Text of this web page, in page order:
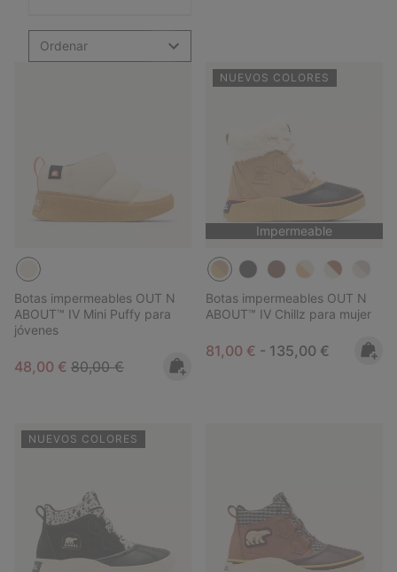
Ordenar
Botas impermeables OUT N
ABOUT™ IV Mini Puffy para
jóvenes
Sale price:
48,00 € Regular price:
80,00 €
NUEVOS COLORES
Impermeable
Botas impermeables OUT N
ABOUT™ IV Chillz para mujer
Minimum sale price:
81,00 € - Maximum price:
135,00 €
NUEVOS COLORES